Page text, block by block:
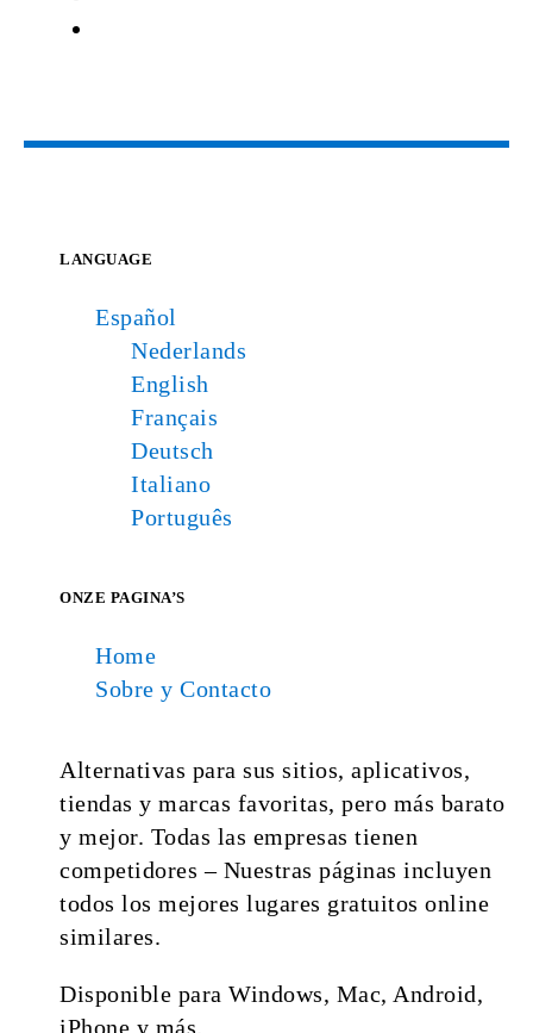
LANGUAGE
Español
Nederlands
English
Français
Deutsch
Italiano
Português
ONZE PAGINA’S
Home
Sobre y Contacto
Alternativas para sus sitios, aplicativos,
tiendas y marcas favoritas, pero más barato
y mejor. Todas las empresas tienen
competidores – Nuestras páginas incluyen
todos los mejores lugares gratuitos online
similares.
Disponible para Windows, Mac, Android,
iPhone y más.